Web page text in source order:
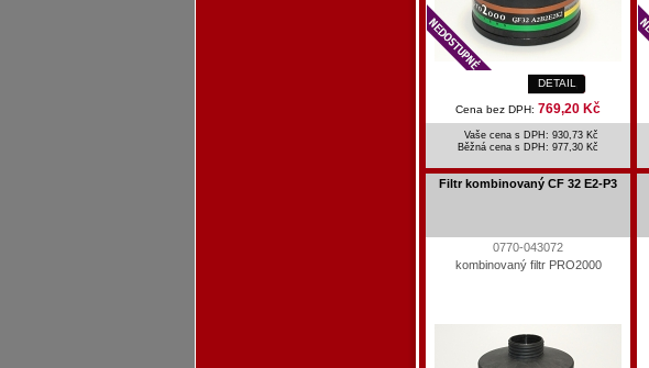
DETAIL
Cena bez DPH: 769,20 Kč
Vaše cena s DPH: 930,73 Kč
Běžná cena s DPH: 977,30 Kč
Filtr kombinovaný CF 32 E2-P3
0770-043072
kombinovaný filtr PRO2000